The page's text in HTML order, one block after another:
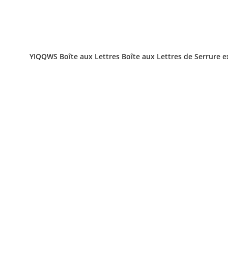
YIQQWS Boîte aux Lettres Boîte aux Lettres de